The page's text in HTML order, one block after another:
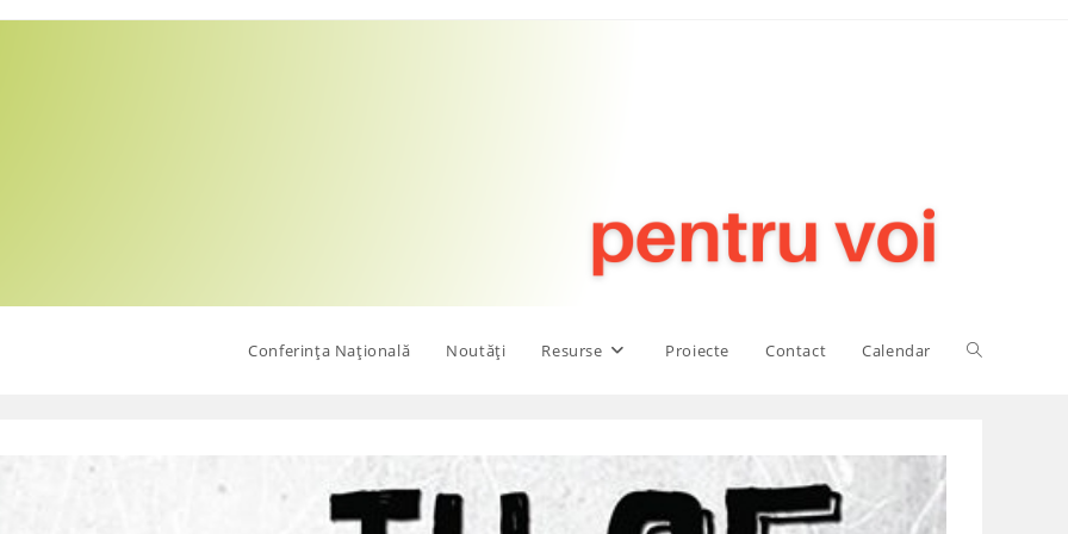
Conferința Națională Noutăți Resurse Proiecte Contact Calendar Toggle